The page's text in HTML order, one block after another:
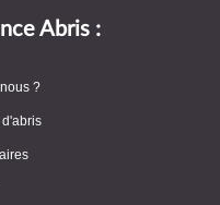
Abris :
?